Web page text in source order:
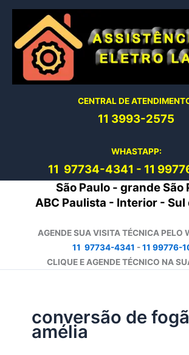
conteúdo
CENTRAL DE
11 3993-2575
WHASTAPP:
11 97734-4341 - 11
São Paulo - grande São
ABC Paulista - Interior - Sul
AGENDE SUA VISITA TÉCNICA PELO
11 97734-4341 -11 99776-
CLIQUE E AGENDE TÉCNICO NA
conversão de
amélia